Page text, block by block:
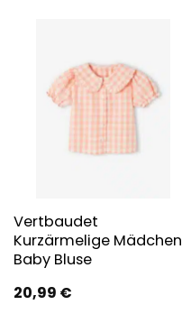
Vertbaudet
Kurzärmelige Mädchen
Baby Bluse
20,99 €